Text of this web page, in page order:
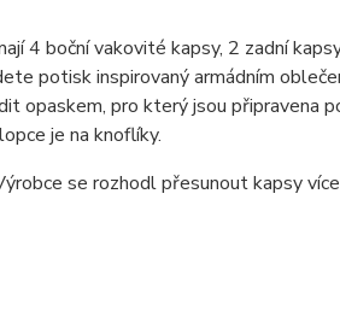
4 boční vakovité kapsy, 2 zadní
potisk inspirovaný armádním
opaskem, pro který jsou připravena
je na knoflíky.
se rozhodl přesunout kapsy